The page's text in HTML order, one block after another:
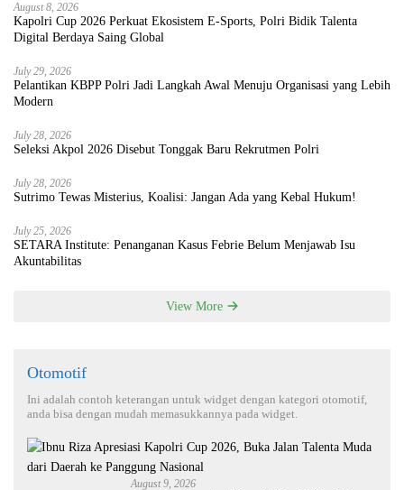
August 8, 2026
Kapolri Cup 2026 Perkuat Ekosistem E-Sports, Polri Bidik Talenta
Digital Berdaya Saing Global
July 29, 2026
Pelantikan KBPP Polri Jadi Langkah Awal Menuju Organisasi yang Lebih
Modern
July 28, 2026
Seleksi Akpol 2026 Disebut Tonggak Baru Rekrutmen Polri
July 28, 2026
Sutrimo Tewas Misterius, Koalisi: Jangan Ada yang Kebal Hukum!
July 25, 2026
SETARA Institute: Penanganan Kasus Febrie Belum Menjawab Isu
Akuntabilitas
View More
Otomotif
Ini adalah contoh keterangan untuk widget dengan kategori otomotif,
anda bisa dengan mudah memasukkannya pada widget.
August 9, 2026